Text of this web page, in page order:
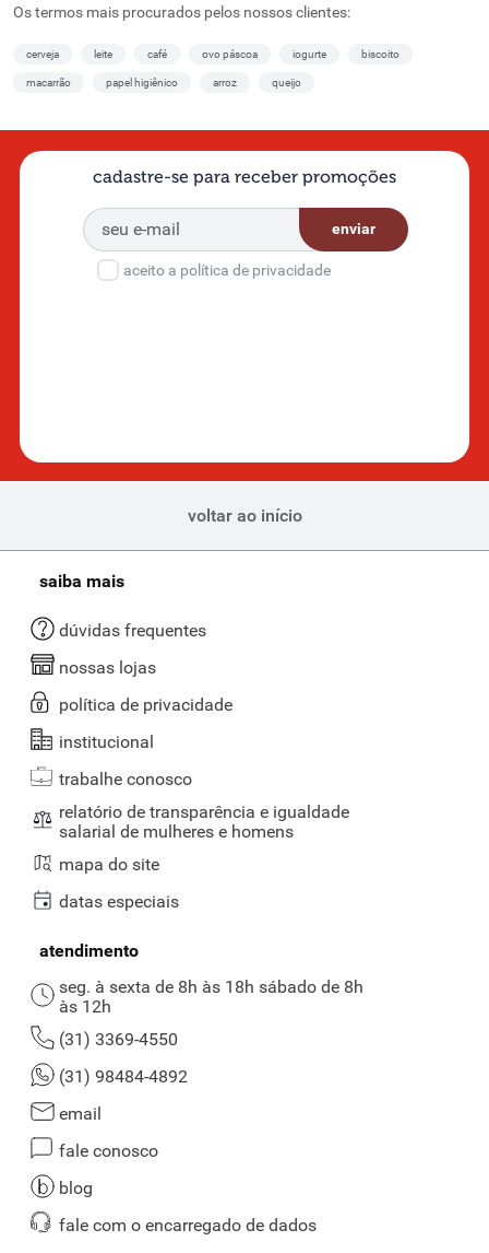
Os termos mais procurados pelos nossos clientes:
cerveja leite café ovo páscoa iogurte biscoito
macarrão papel higiênico arroz queijo
cadastre-se para receber promoções
enviar
aceito a política de privacidade
voltar ao início
saiba mais
dúvidas frequentes
nossas lojas
política de privacidade
institucional
trabalhe conosco
relatório de transparência e igualdade
salarial de mulheres e homens
mapa do site
datas especiais
atendimento
seg. à sexta de 8h às 18h sábado de 8h
às 12h
(31) 3369-4550
(31) 98484-4892
email
fale conosco
blog
fale com o encarregado de dados